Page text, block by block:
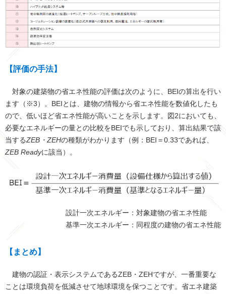
【評価の手法】
対象の建築物の省エネ性能の評価は次のように、BEIの算出を行い
ます（※3）。BEIとは、建物の情報から省エネ性能を数値化したも
ので、低いほど省エネ性能が高いことを示します。図2においても、
必要なエネルギーの量との比較をBEIでも示しており、算出結果で該
当するZEB・ZEHの種類がわかります（例：BEI＝0.33であれば、
ZEB Readyに該当）。
設計一次エネルギー：対象建物の省エネ性能
基準一次エネルギー：同程度の建物の省エネ性能
【まとめ】
建物の認証・表示システムであるZEB・ZEHですが、一番重要な
ことは環境負荷を低減させて地球環境を保つことです。省エネ建築